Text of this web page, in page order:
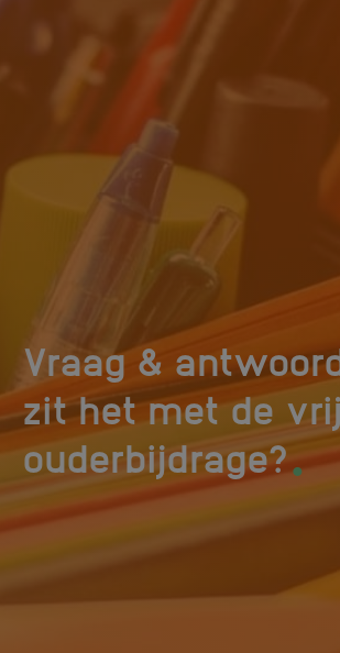
Vraag &
zit het met de
ouderbijdrage?.